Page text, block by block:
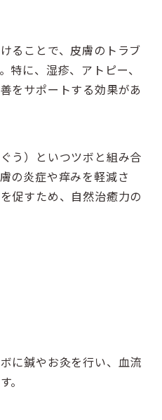
ることで、皮膚のトラブ
特に、湿疹、アトピー、
をサポートする効果があ
う）といつツボと組み合
の炎症や痒みを軽減さ
促すため、自然治癒力の
に鍼やお灸を行い、血流
。